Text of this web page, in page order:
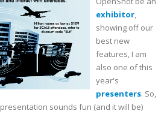
exhibitor,
showing off our
best new
features, I am
also one of this
year's
presenters. So,
presentation sounds fun (and it will be)